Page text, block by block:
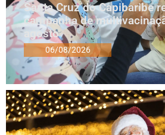
Santa Cruz do Capibaribe
campanha de
agosto
06/08/2026